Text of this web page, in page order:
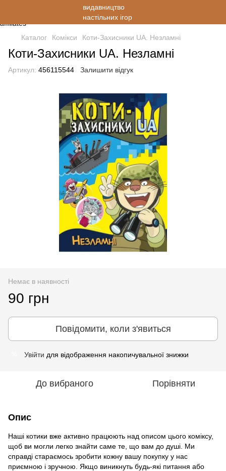
Каталог Комікси Коти-Захисники UA. Незламні
Коти-Захисники UA. Незламні
Артикул: 456115544 Залишити відгук
Немає в наявності
90 грн
Повідомити, коли з'явиться
Увійти для відображення накопичувальної знижки
До вибраного Порівняти
Опис
Наші котики вже активно працюють над описом цього коміксу,
щоб ви могли легко знайти саме те, що вам до душі. Ми
справді стараємось зробити кожну вашу покупку у нас
приємною і зручною. Якщо виникнуть будь-які питання або